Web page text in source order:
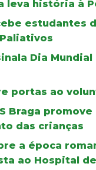
leva história à
estudantes
Dia Mundial
portas ao
Braga
das crianças
a época
ao Hospital